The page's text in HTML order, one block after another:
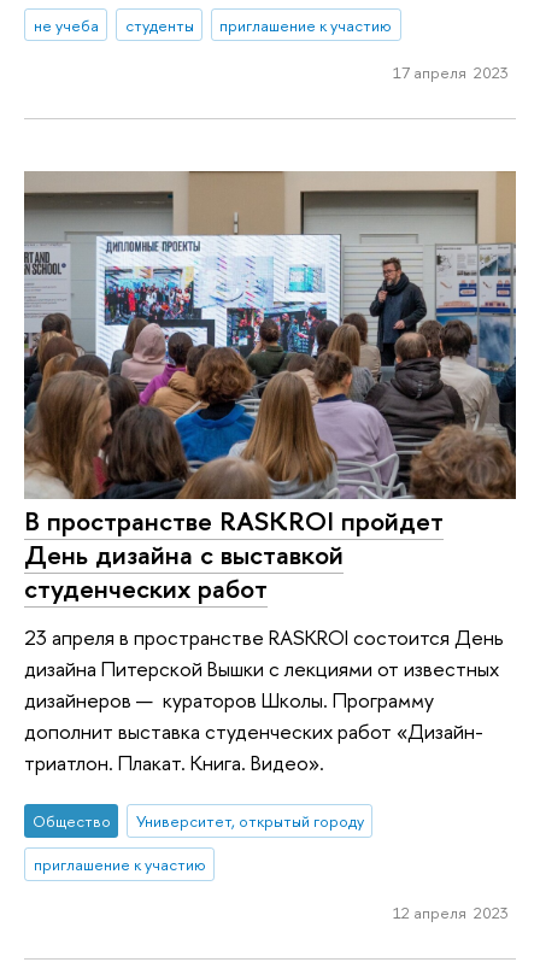
не учеба
студенты приглашение к участию
17 апреля 2023
В пространстве RASKROI пройдет
День дизайна с выставкой
студенческих работ
23 апреля в пространстве RASKROI состоится День
дизайна Питерской Вышки с лекциями от известных
дизайнеров — кураторов Школы. Программу
дополнит выставка студенческих работ «Дизайн-
триатлон. Плакат. Книга. Видео».
Общество
Университет, открытый городу
приглашение к участию
12 апреля 2023